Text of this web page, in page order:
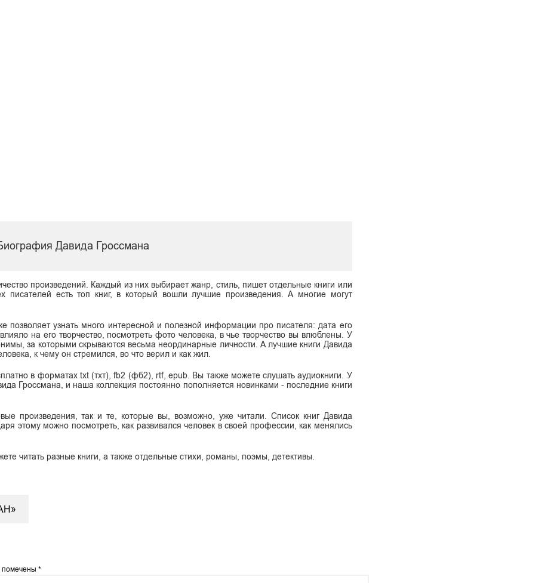
Давида Гроссмана
произведений. Каждый из них выбирает жанр, стиль, пишет отдельные книги или
писателей есть топ книг, в который вошли лучшие произведения. А многие могут
позволяет узнать много интересной и полезной информации про писателя: дата его
на его творчество, посмотреть фото человека, в чье творчество вы влюблены. У
за которыми скрываются весьма неординарные личности. А лучшие книги Давида
к чему он стремился, во что верил и как жил.
в форматах txt (тхт), fb2 (фб2), rtf, epub. Вы также можете слушать аудиокниги. У
Гроссмана, и наша коллекция постоянно пополняется новинками - последние книги
произведения, так и те, которые вы, возможно, уже читали. Список книг Давида
этому можно посмотреть, как развивался человек в своей профессии, как менялись
читать разные книги, а также отдельные стихи, романы, поэмы, детективы.
помечены*